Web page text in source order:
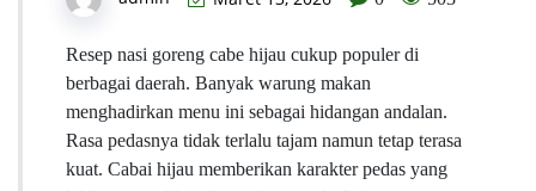
Resep nasi goreng cabe hijau cukup populer di
berbagai daerah. Banyak warung makan
menghadirkan menu ini sebagai hidangan andalan.
Rasa pedasnya tidak terlalu tajam namun tetap terasa
kuat. Cabai hijau memberikan karakter pedas yang